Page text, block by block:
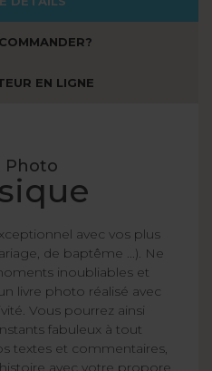
EN LIGNE
Photo
avec vos plus
de baptême ...). Ne
inoubliables et
livre photo réalisé avec
Vous pourrez ainsi
fabuleux à tout
textes et commentaires,
avec votre propore